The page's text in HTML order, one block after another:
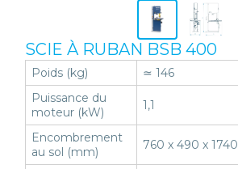
SCIE À RUBAN BSB 400
Poids (kg)
≃ 146
Puissance du
moteur (kW)
1,1
Encombrement
au sol (mm)
760 x 490 x 1740